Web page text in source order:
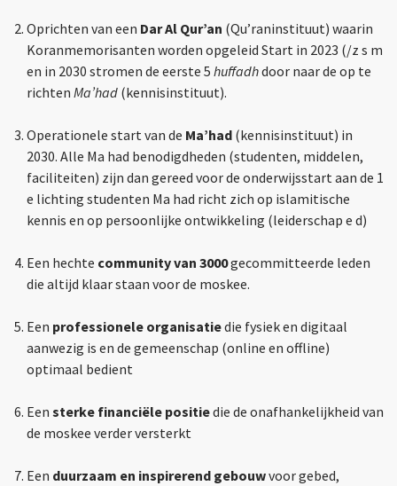
Oprichten van een Dar Al Qur’an (Qu’raninstituut) waarin
Koranmemorisanten worden opgeleid Start in 2023 (/z s m
en in 2030 stromen de eerste 5 huffadhdoor naar de op te
richten Ma’had (kennisinstituut).
Operationele start van de Ma’had (kennisinstituut) in
2030. Alle Ma had benodigdheden (studenten, middelen,
faciliteiten) zijn dan gereed voor de onderwijsstart aan de 1
e lichting studenten Ma had richt zich op islamitische
kennis en op persoonlijke ontwikkeling (leiderschap e d)
Een hechte community van 3000gecommitteerde leden
die altijd klaar staan voor de moskee.
Een professionele organisatiedie fysiek en digitaal
aanwezig is en de gemeenschap (online en offline)
optimaal bedient
Een sterke financiële positiedie de onafhankelijkheid van
de moskee verder versterkt
Een duurzaam en inspirerend gebouwvoor gebed,